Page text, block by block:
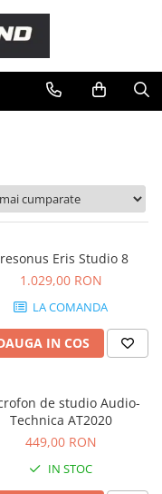
Eris Studio 8
1.029,00 RON
LA COMANDA
IN COS
de studio Audio-
Technica AT2020
449,00 RON
IN STOC